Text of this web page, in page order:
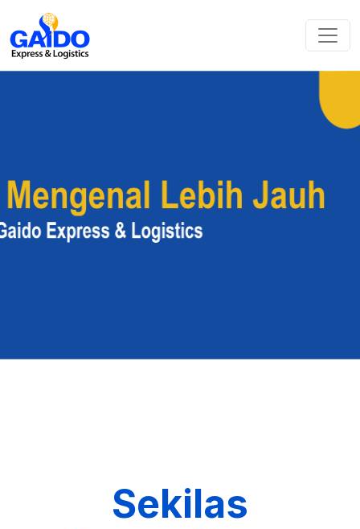
Sekilas